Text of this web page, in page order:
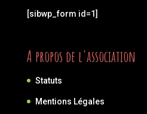
[sibwp_form id=1]
A propos de l'association
Statuts
Mentions Légales